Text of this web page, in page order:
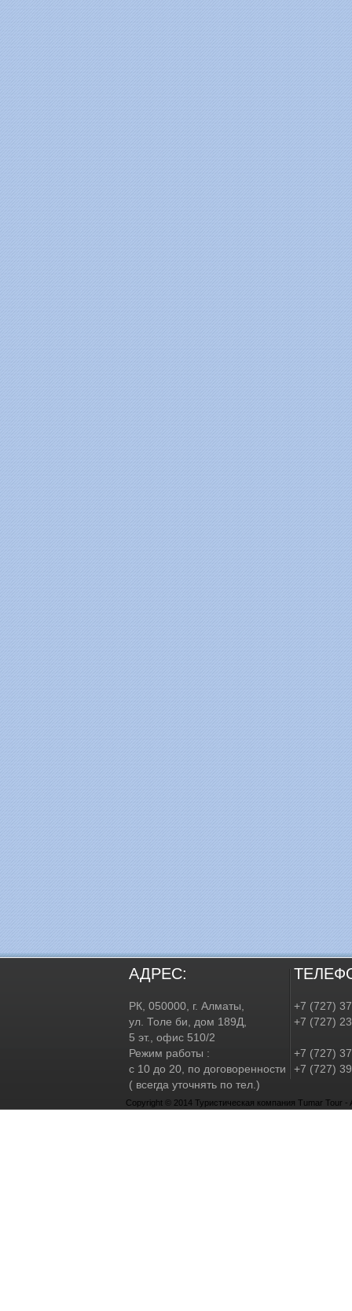
АДРЕС:
РК, 050000, г. Алматы,
ул. Толе би, дом 189Д,
5 эт., офис 510/2
Режим работы :
с 10 до 20, по договоренности
( всегда уточнять по тел.)
+7 (727)
+7 (727)
+7 (727)
+7 (727)
Copyright © 2014 Туристическая компания Tumar Tour -